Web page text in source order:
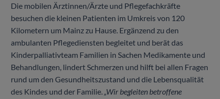
Die mobilen Ärztinnen/Ärzte und Pflegefachkräfte
besuchen die kleinen Patienten im Umkreis von 120
Kilometern um Mainz zu Hause. Ergänzend zu den
ambulanten Pflegediensten begleitet und berät das
Kinderpalliativteam Familien in Sachen Medikamente und
Behandlungen, lindert Schmerzen und hilft bei allen Fragen
rund um den Gesundheitszustand und die Lebensqualität
des Kindes und der Familie.„Wir begleiten betroffene